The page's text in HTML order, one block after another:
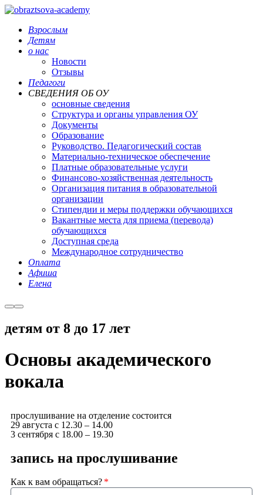
Взрослым
Детям
о нас
Новости
Отзывы
Педагоги
СВЕДЕНИЯ ОБ ОУ
основные сведения
Структура и органы управления ОУ
Документы
Образование
Руководство. Педагогический состав
Материально-техническое обеспечение
Платные образовательные услуги
Финансово-хозяйственная деятельность
Организация питания в образовательной
организации
Стипендии и меры поддержки обучающихся
Вакантные места для приема (перевода)
обучающихся
Доступная среда
Международное сотрудничество
Оплата
Афиша
Елена
детям от 8 до 17 лет
Основы академического
вокала
прослушивание на отделение состоится
29 августа с 12.30 – 14.00
3 сентября с 18.00 – 19.30
запись на прослушивание
Как к вам обращаться?